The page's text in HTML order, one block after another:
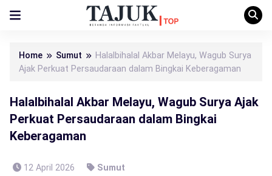
Home Sumut
Halalbihalal Akbar Melayu, Wagub Surya
Ajak Perkuat Persaudaraan dalam Bingkai Keberagaman
Halalbihalal Akbar Melayu, Wagub Surya Ajak
Perkuat Persaudaraan dalam Bingkai
Keberagaman
12 April 2026 Sumut